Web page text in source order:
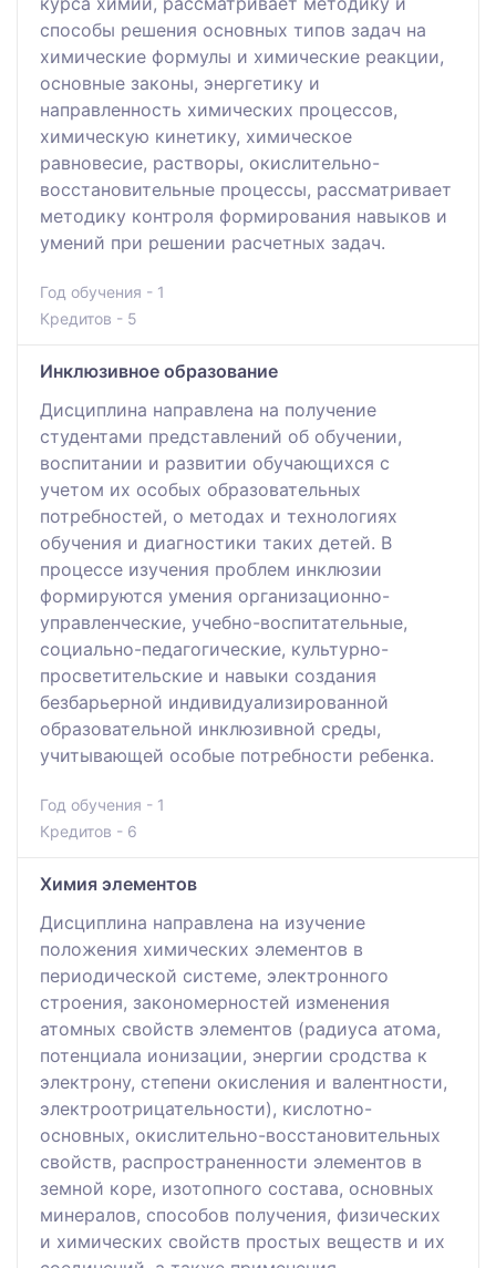
способы решения основных типов задач на
химические формулы и химические реакции,
основные законы, энергетику и
направленность химических процессов,
химическую кинетику, химическое
равновесие, растворы, окислительно-
восстановительные процессы, рассматривает
методику контроля формирования навыков и
умений при решении расчетных задач.
Год обучения - 1
Кредитов - 5
Инклюзивное образование
Дисциплина направлена на получение
студентами представлений об обучении,
воспитании и развитии обучающихся с
учетом их особых образовательных
потребностей, о методах и технологиях
обучения и диагностики таких детей. В
процессе изучения проблем инклюзии
формируются умения организационно-
управленческие, учебно-воспитательные,
социально-педагогические, культурно-
просветительские и навыки создания
безбарьерной индивидуализированной
образовательной инклюзивной среды,
учитывающей особые потребности ребенка.
Год обучения - 1
Кредитов - 6
Химия элементов
Дисциплина направлена на изучение
положения химических элементов в
периодической системе, электронного
строения, закономерностей изменения
атомных свойств элементов (радиуса атома,
потенциала ионизации, энергии сродства к
электрону, степени окисления и валентности,
электроотрицательности), кислотно-
основных, окислительно-восстановительных
свойств, распространенности элементов в
земной коре, изотопного состава, основных
минералов, способов получения, физических
и химических свойств простых веществ и их